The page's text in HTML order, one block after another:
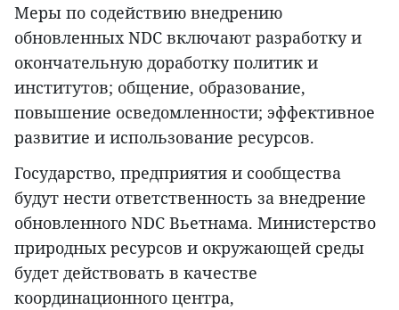
Меры по содействию внедрению
обновленных NDC включают разработку и
окончательную доработку политик и
институтов; общение, образование,
повышение осведомленности; эффективное
развитие и использование ресурсов.
Государство, предприятия и сообщества
будут нести ответственность за внедрение
обновленного NDC Вьетнама. Министерство
природных ресурсов и окружающей среды
будет действовать в качестве
координационного центра,